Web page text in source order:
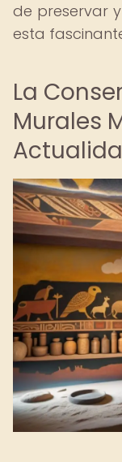
de preservar
esta
La
Murales